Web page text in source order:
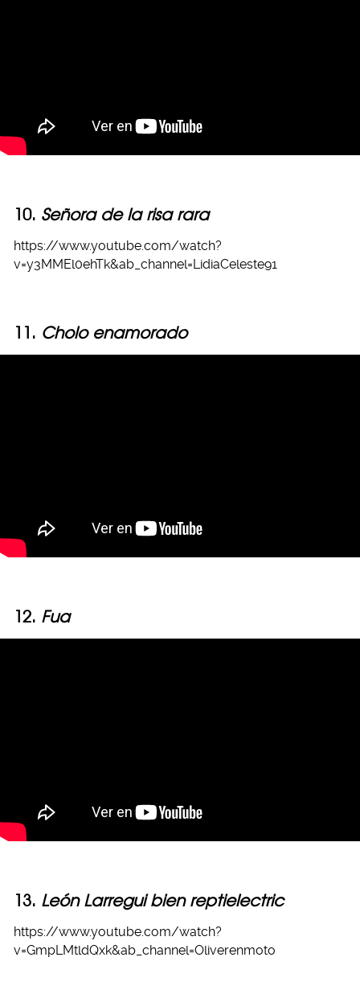
10. Señora de la risa rara
https://www.youtube.com/watch?
v=y3MMEl0ehTk&ab_channel=LidiaCeleste91
11. Cholo enamorado
12. Fua
13. León Larregui bien reptielectric
https://www.youtube.com/watch?
v=GmpLMtldQxk&ab_channel=Oliverenmoto